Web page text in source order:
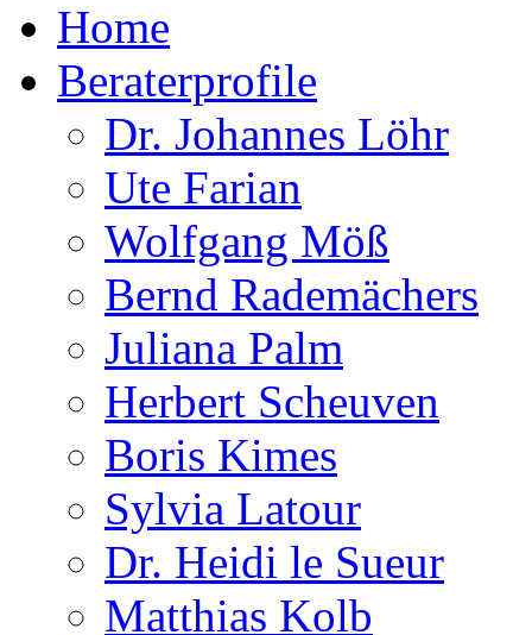
Home
Beraterprofile
Dr. Johannes Löhr
Ute Farian
Wolfgang Möß
Bernd Rademächers
Juliana Palm
Herbert Scheuven
Boris Kimes
Sylvia Latour
Dr. Heidi le Sueur
Matthias Kolb